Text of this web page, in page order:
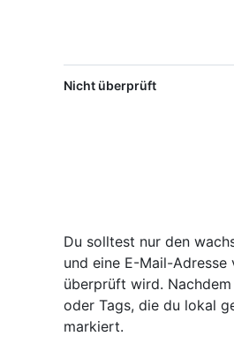
Nicht überprüft
Du solltest nur den
und eine E-Mail-
überprüft wird.
oder Tags, die du lokal
markiert.